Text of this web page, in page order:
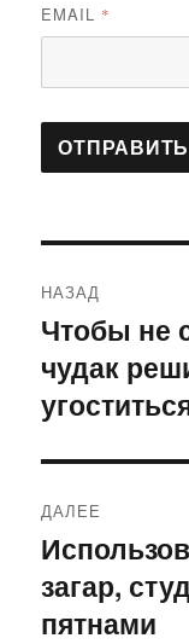
EMAIL *
по
записям
НАЗАД
Предыдущая
запись:
Чтобы не
чудак
ДАЛЕЕ
Следующая
запись:
загар,
пятнами